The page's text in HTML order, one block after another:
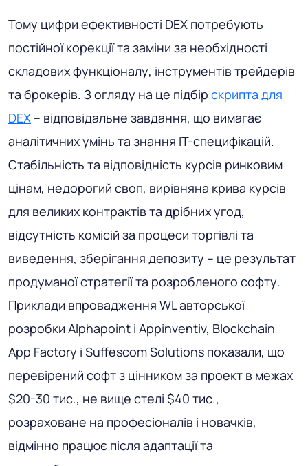
Тому цифри ефективності DEX потребують
постійної корекції та заміни за необхідності
складових функціоналу, інструментів трейдерів
та брокерів. З огляду на це підбір скрипта для
DEX – відповідальне завдання, що вимагає
аналітичних умінь та знання IT-специфікацій.
Стабільність та відповідність курсів ринковим
цінам, недорогий своп, вирівняна крива курсів
для великих контрактів та дрібних угод,
відсутність комісій за процеси торгівлі та
виведення, зберігання депозиту – це результат
продуманої стратегії та розробленого софту.
Приклади впровадження WL авторської
розробки Alphapoint і Appinventiv, Blockchain
App Factory і Suffescom Solutions показали, що
перевірений софт з цінником за проект в межах
$20-30 тис., не вище стелі $40 тис.,
розраховане на професіоналів і новачків,
відмінно працює після адаптації та